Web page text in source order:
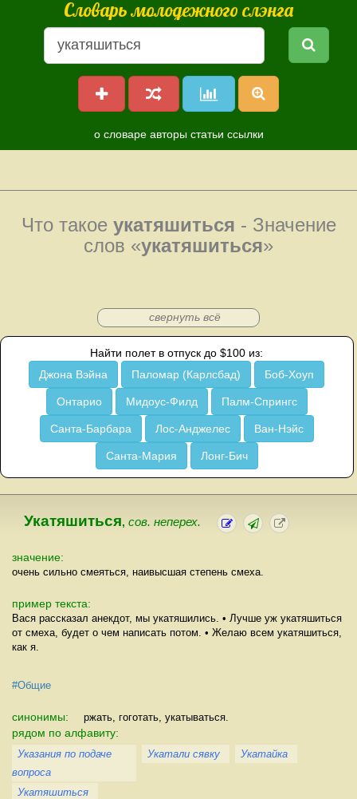
Словарь молодежного слэнга
о словаре авторы статьи ссылки
Что такое укатяшиться - Значение
слов «укатяшиться»
свернуть всё
Найти полет в отпуск до $100 из:
Джона Вэйна
Паломар (Карлсбад) Боб-Хоуп
Онтарио Мидоус-Филд Палм-Спрингс
Санта-Барбара Лос-Анджелес Ван-Нэйс
Санта-Мария Лонг-Бич
Укатяшиться, сов. неперех.
значение:
очень сильно смеяться, наивысшая степень смеха.
пример текста:
Вася рассказал анекдот, мы укатяшились. • Лучше уж укатяшиться
от смеха, будет о чем написать потом. • Желаю всем укатяшиться,
как я.
#Общие
синонимы: ржать, гоготать, укатываться.
рядом по алфавиту:
Указания по подаче
вопроса
Укатали сявку Укатайка
Укатяшиться